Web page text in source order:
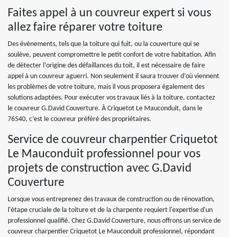
Faites appel à un couvreur expert si vous
allez faire réparer votre toiture
Des évènements, tels que la toiture qui fuit, ou la couverture qui se
soulève, peuvent compromettre le petit confort de votre habitation. Afin
de détecter l’origine des défaillances du toit, il est nécessaire de faire
appel à un couvreur aguerri. Non seulement il saura trouver d’où viennent
les problèmes de votre toiture, mais il vous proposera également des
solutions adaptées. Pour exécuter vos travaux liés à la toiture, contactez
le couvreur G.David Couverture. À Criquetot Le Mauconduit, dans le
76540, c’est le couvreur préféré des propriétaires.
Service de couvreur charpentier Criquetot
Le Mauconduit professionnel pour vos
projets de construction avec G.David
Couverture
Lorsque vous entreprenez des travaux de construction ou de rénovation,
l'étape cruciale de la toiture et de la charpente requiert l'expertise d'un
professionnel qualifié. Chez G.David Couverture, nous offrons un service de
couvreur charpentier Criquetot Le Mauconduit professionnel, répondant